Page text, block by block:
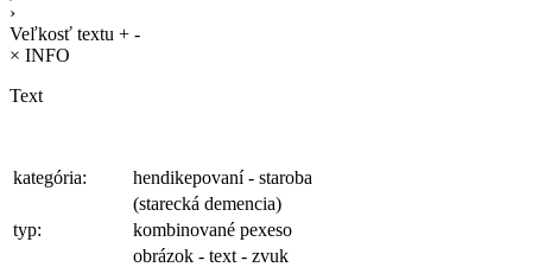
›
Veľkosť textu + -
× INFO
Text
kategória:
hendikepovaní - staroba
(starecká demencia)
typ:
kombinované pexeso
obrázok - text - zvuk